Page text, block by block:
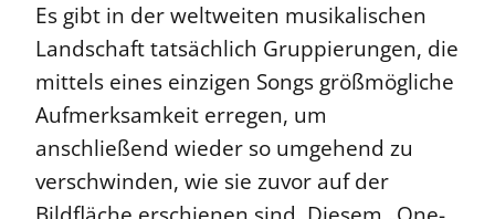
Es gibt in der weltweiten musikalischen
Landschaft tatsächlich Gruppierungen, die
mittels eines einzigen Songs größmögliche
Aufmerksamkeit erregen, um
anschließend wieder so umgehend zu
verschwinden, wie sie zuvor auf der